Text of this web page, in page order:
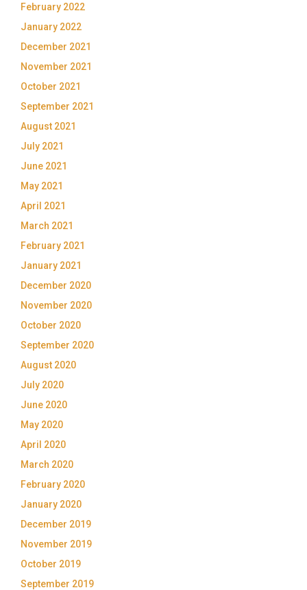
February 2022
January 2022
December 2021
November 2021
October 2021
September 2021
August 2021
July 2021
June 2021
May 2021
April 2021
March 2021
February 2021
January 2021
December 2020
November 2020
October 2020
September 2020
August 2020
July 2020
June 2020
May 2020
April 2020
March 2020
February 2020
January 2020
December 2019
November 2019
October 2019
September 2019